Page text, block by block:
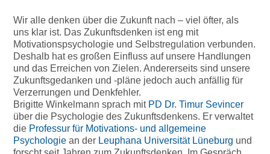
Wir alle denken über die Zukunft nach – viel öfter, als
uns klar ist. Das Zukunftsdenken ist eng mit
Motivationspsychologie und Selbstregulation verbunden.
Deshalb hat es großen Einfluss auf unsere Handlungen
und das Erreichen von Zielen. Andererseits sind unsere
Zukunftsgedanken und -pläne jedoch auch anfällig für
Verzerrungen und Denkfehler.
Brigitte Winkelmann sprach mitPD Dr. Timur Sevincer
über die Psychologie des Zukunftsdenkens. Er verwaltet
die Professur für Motivations- und allgemeine
Psychologie an der Leuphana Universität Lüneburg und